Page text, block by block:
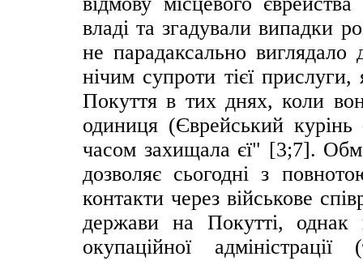
владі та згадували випадки
не парадаксально
нічим супроти тієї
Покуття в тих днях, коли
одиниця (Єврейський
часом захищала єї" [3;7].
дозволяє сьогодні з
контакти через військове
держави на Покутті,
окупаційної